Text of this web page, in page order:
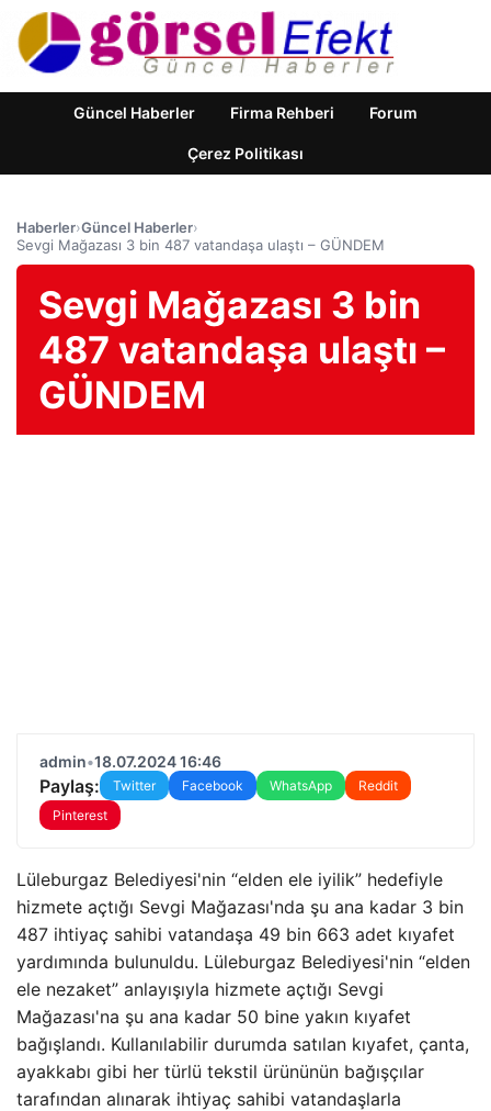
Güncel Haberler Firma Rehberi Forum
Çerez Politikası
Haberler›Güncel Haberler›
Sevgi Mağazası 3 bin 487 vatandaşa ulaştı – GÜNDEM
Sevgi Mağazası 3 bin
487 vatandaşa ulaştı –
GÜNDEM
admin•18.07.2024 16:46
Paylaş: Twitter Facebook WhatsApp
Reddit
Pinterest
Lüleburgaz Belediyesi'nin “elden ele iyilik” hedefiyle
hizmete açtığı Sevgi Mağazası'nda şu ana kadar 3 bin
487 ihtiyaç sahibi vatandaşa 49 bin 663 adet kıyafet
yardımında bulunuldu. Lüleburgaz Belediyesi'nin “elden
ele nezaket” anlayışıyla hizmete açtığı Sevgi
Mağazası'na şu ana kadar 50 bine yakın kıyafet
bağışlandı. Kullanılabilir durumda satılan kıyafet, çanta,
ayakkabı gibi her türlü tekstil ürününün bağışçılar
tarafından alınarak ihtiyaç sahibi vatandaşlarla